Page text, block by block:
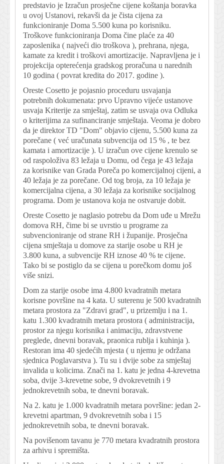
predstavio je Izračun prosječne cijene koštanja boravka
u ovoj Ustanovi, rekavši da je čista cijena za
funkcioniranje Doma 5.500 kuna po korisniku.
Troškove funkcioniranja Doma čine plaće za 40
zaposlenika ( najveći dio troškova ), prehrana, njega,
kamate za kredit i troškovi amortizacije. Napravljena je i
projekcija opterećenja gradskog proračuna u narednih
10 godina ( povrat kredita do 2017. godine ).
Oreste Cosetto je pojasnio proceduru usvajanja
potrebnih dokumenata: prvo Upravno vijeće ustanove
usvaja Kriterije za smještaj, zatim se usvaja ova Odluka
o kriterijima za sufinanciranje smještaja. Veoma je dobro
da je direktor TD "Dom" objavio cijenu, 5.500 kuna za
porečane ( već uračunata subvencija od 15 % , te bez
kamata i amortizacije ). U izračun ove cijene krenulo se
od raspoloživa 83 ležaja u Domu, od čega je 43 ležaja
za korisnike van Grada Poreča po komercijalnoj cijeni, a
40 ležaja je za porečane. Od tog broja, za 10 ležaja je
komercijalna cijena, a 30 ležaja za korisnike socijalnog
programa. Dom je ustanova koja ne ostvaruje dobit.
Oreste Cosetto je naglasio potrebu da Dom uđe u Mrežu
domova RH, čime bi se uvrstio u programe za
subvencioniranje od strane RH i županije. Prosječna
cijena smještaja u domove za starije osobe u RH je
3.800 kuna, a subvencije RH iznose 40 % te cijene.
Tako bi se postiglo da se cijena u porečkom domu još
više snizi.
Dom za starije osobe ima 4.800 kvadratnih metara
korisne površine na 4 kata. U suterenu je 500 kvadratnih
metara prostora za "Zdravi grad", u prizemlju i na 1.
katu 1.300 kvadratnih metara prostora ( administracija,
prostor za njegu korisnika i animaciju, zdravstvene
preglede, dnevni boravak, praonica rublja i kuhinja ).
Restoran ima 40 sjedećih mjesta ( u njemu je održana
sjednica Poglavarstva ). Tu su i dvije sobe za smještaj
invalida u kolicima. Znači na 1. katu je jedna 4-krevetna
soba, dvije 3-krevetne sobe, 9 dvokrevetnih i 9
jednokrevetnih soba, te dnevni boravak.
Na 2. katu je 1.000 kvadratnih metara površine: jedan 2-
krevetni apartman, 9 dvokrevetnih soba i 15
jednokrevetnih soba, te dnevni boravak.
Na povišenom tavanu je 770 metara kvadratnih prostora
za arhivu i spremišta.